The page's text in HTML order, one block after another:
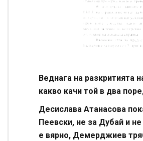
Веднага на разкритията
какво качи той в два
Десислава Атанасова
Пеевски, не за Дубай и
е вярно, Демерджиев